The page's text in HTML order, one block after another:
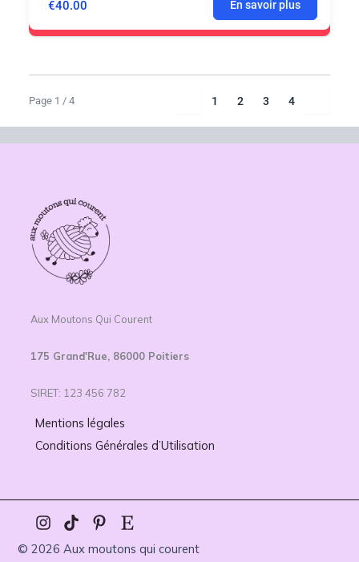
€40.00 En savoir plus
Page 1 / 4 1 2 3 4
Aux Moutons Qui Courent
175 Grand'Rue, 86000 Poitiers
SIRET: 123 456 782
Mentions légales
Conditions Générales d’Utilisation
© 2026 Aux moutons qui courent